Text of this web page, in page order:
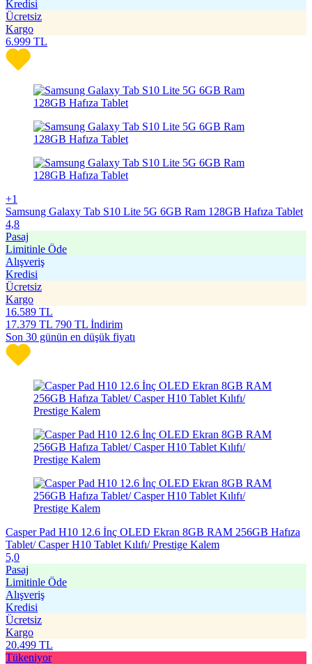
Kredisi
Ücretsiz
Kargo
6.999 TL
+1
Samsung Galaxy Tab S10 Lite 5G 6GB Ram 128GB Hafıza Tablet
4,8
Pasaj
Limitinle Öde
Alışveriş
Kredisi
Ücretsiz
Kargo
16.589 TL
17.379 TL 790 TL İndirim
Son 30 günün en düşük fiyatı
Casper Pad H10 12.6 İnç OLED Ekran 8GB RAM 256GB Hafıza
Tablet/ Casper H10 Tablet Kılıfı/ Prestige Kalem
5,0
Pasaj
Limitinle Öde
Alışveriş
Kredisi
Ücretsiz
Kargo
20.499 TL
Tükeniyor